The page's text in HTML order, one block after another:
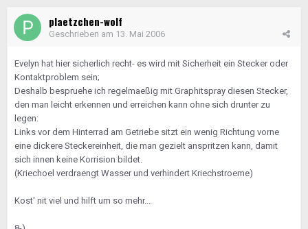
plaetzchen-wolf
Geschrieben am 13. Mai 2006
Evelyn hat hier sicherlich recht- es wird mit Sicherheit ein Stecker oder
Kontaktproblem sein;
Deshalb bespruehe ich regelmaeßig mit Graphitspray diesen Stecker,
den man leicht erkennen und erreichen kann ohne sich drunter zu
legen:
Links vor dem Hinterrad am Getriebe sitzt ein wenig Richtung vorne
eine dickere Steckereinheit, die man gezielt anspritzen kann, damit
sich innen keine Korrision bildet.
(Kriechoel verdraengt Wasser und verhindert Kriechstroeme)
Kost' nit viel und hilft um so mehr...